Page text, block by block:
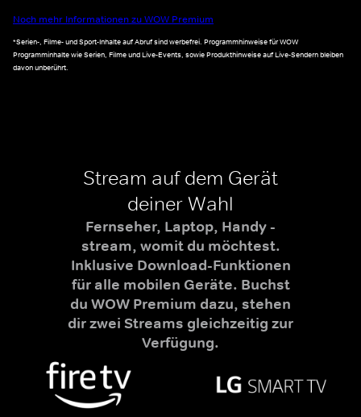
Noch mehr Informationen zu WOW Premium
*Serien-, Filme- und Sport-Inhalte auf Abruf sind werbefrei. Programmhinweise für WOW
Programminhalte wie Serien, Filme und Live-Events, sowie Produkthinweise auf Live-Sendern bleiben
davon unberührt.
Stream auf dem Gerät
deiner Wahl
Fernseher, Laptop, Handy -
stream, womit du möchtest.
Inklusive Download-Funktionen
für alle mobilen Geräte. Buchst
du WOW Premium dazu, stehen
dir zwei Streams gleichzeitig zur
Verfügung.